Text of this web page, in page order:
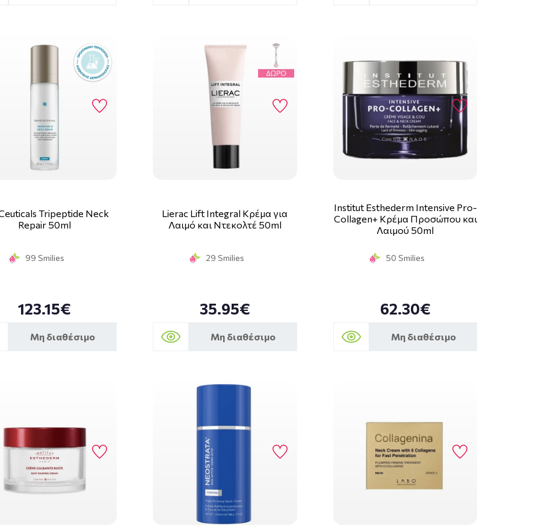
Tripeptide Neck
Repair 50ml
99 Smilies
123.15€
Μη διαθέσιμο
Lierac Lift Integral Κρέμα για
Λαιμό και Ντεκολτέ 50ml
29 Smilies
35.95€
Μη διαθέσιμο
Institut Esthederm Intensive Pro-
Collagen+ Κρέμα Προσώπου και
Λαιμού 50ml
50 Smilies
62.30€
Μη διαθέσιμο